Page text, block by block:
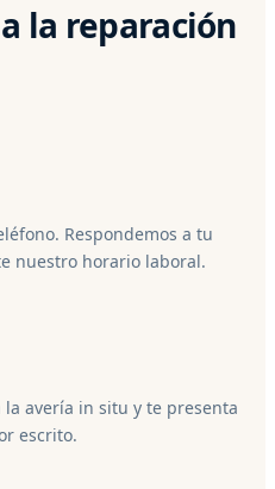
la reparación
Respondemos a tu
nuestro horario laboral.
avería in situ y te presenta
escrito.